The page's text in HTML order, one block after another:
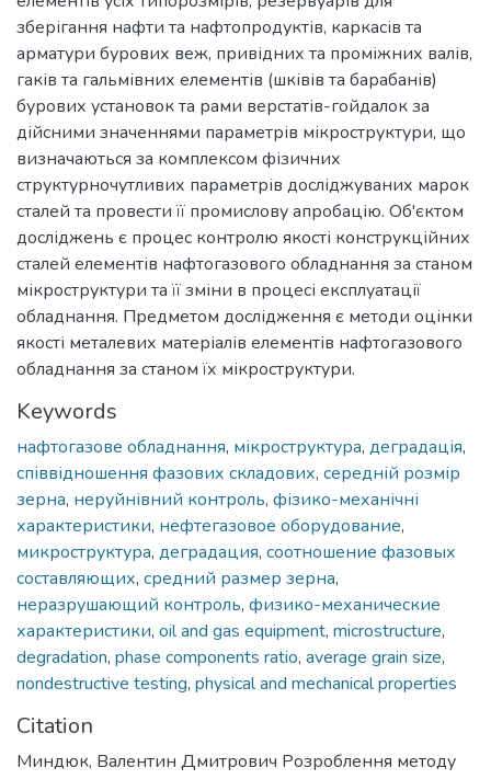
зберігання нафти та нафтопродуктів, каркасів та
арматури бурових веж, привідних та проміжних валів,
гаків та гальмівних елементів (шківів та барабанів)
бурових установок та рами верстатів-гойдалок за
дійсними значеннями параметрів мікроструктури, що
визначаються за комплексом фізичних
структурночутливих параметрів досліджуваних марок
сталей та провести її промислову апробацію. Об'єктом
досліджень є процес контролю якості конструкційних
сталей елементів нафтогазового обладнання за станом
мікроструктури та її зміни в процесі експлуатації
обладнання. Предметом дослідження є методи оцінки
якості металевих матеріалів елементів нафтогазового
обладнання за станом їх мікроструктури.
Keywords
нафтогазове обладнання, мікроструктура, деградація,
співвідношення фазових складових, середній розмір
зерна, неруйнівний контроль, фізико-механічні
характеристики, нефтегазовое оборудование,
микроструктура, деградация, соотношение фазовых
составляющих, средний размер зерна,
неразрушающий контроль, физико-механические
характеристики, oil and gas equipment, microstructure,
degradation, phase components ratio, average grain size,
nondestructive testing, physical and mechanical properties
Citation
Миндюк, Валентин Дмитрович Розроблення методу